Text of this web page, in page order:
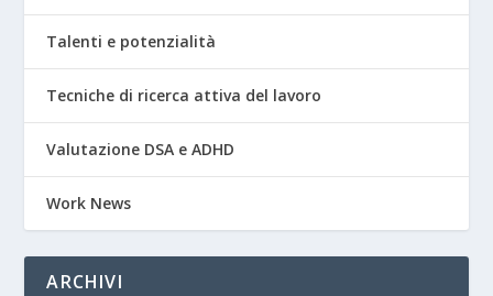
Talenti e potenzialità
Tecniche di ricerca attiva del lavoro
Valutazione DSA e ADHD
Work News
ARCHIVI